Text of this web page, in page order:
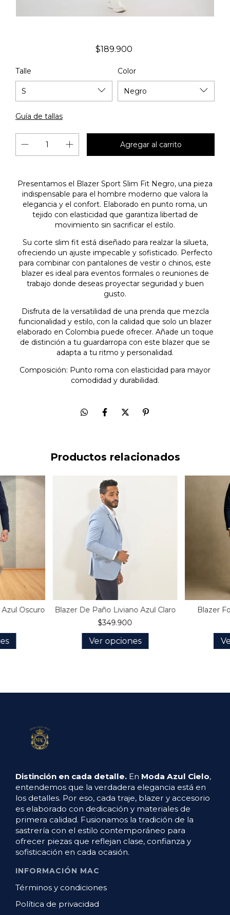
$189.900
Talle Color
Guía de tallas
Presentamos el Blazer Sport Slim Fit Negro, una pieza
indispensable para el hombre moderno que valora la
elegancia y el confort. Elaborado en punto roma, un
tejido con elasticidad que garantiza libertad de
movimiento sin sacrificar el estilo.
Su corte slim fit está diseñado para realzar la silueta,
ofreciendo un ajuste impecable y sofisticado. Perfecto
para combinar con pantalones de vestir o chinos, este
blazer es ideal para eventos formales o reuniones de
trabajo donde deseas proyectar seguridad y buen
gusto.
Disfruta de la versatilidad de una prenda que mezcla
funcionalidad y estilo, con la calidad que solo un blazer
elaborado en Colombia puede ofrecer. Añade un toque
de distinción a tu guardarropa con este blazer que se
adapta a tu ritmo y personalidad.
Composición: Punto roma con elasticidad para mayor
comodidad y durabilidad.
Productos relacionados
Oscuro
Blazer De Paño Liviano Azul Claro
$349.900
Ver opciones
Blazer
Distinción en cada detalle. En Moda Azul Cielo,
entendemos que la verdadera elegancia está en
los detalles. Por eso, cada traje, blazer y accesorio
es elaborado con dedicación y materiales de
primera calidad. Fusionamos la tradición de la
sastrería con el estilo contemporáneo para
ofrecer piezas que reflejan clase, confianza y
sofisticación en cada ocasión.
INFORMACIÓN MAC
Términos y condiciones
Política de privacidad